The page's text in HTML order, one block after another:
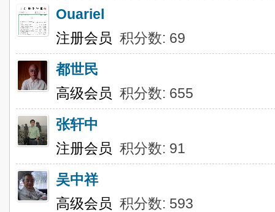
Ouariel
注册会员 积分数: 69
都世民
高级会员 积分数: 655
张轩中
注册会员 积分数: 91
吴中祥
高级会员 积分数: 593